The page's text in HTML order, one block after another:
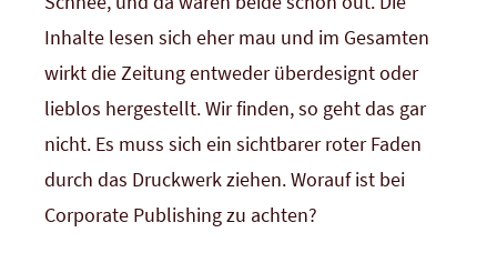
Inhalte lesen sich eher mau und im Gesamten
wirkt die Zeitung entweder überdesignt oder
lieblos hergestellt. Wir finden, so geht das gar
nicht. Es muss sich ein sichtbarer roter Faden
durch das Druckwerk ziehen. Worauf ist bei
Corporate Publishing zu achten?